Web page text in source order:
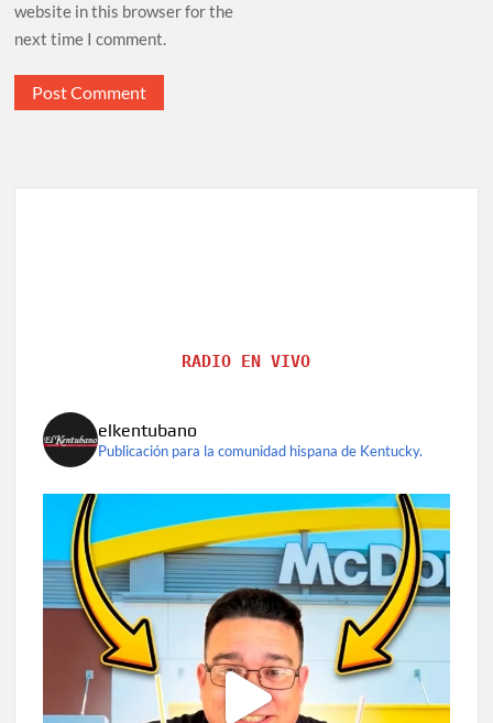
website in this browser for the
next time I comment.
RADIO EN VIVO
elkentubano
Publicación para la comunidad hispana de Kentucky.